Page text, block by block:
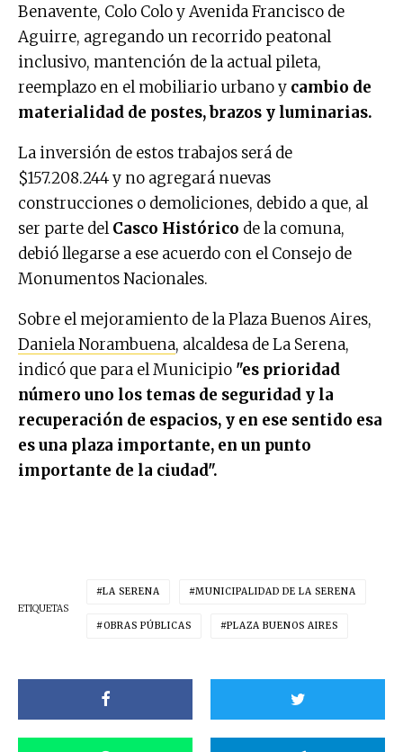
Benavente, Colo Colo y Avenida Francisco de
Aguirre, agregando un recorrido peatonal
inclusivo, mantención de la actual pileta,
reemplazo en el mobiliario urbano y cambio de
materialidad de postes, brazos y luminarias.
La inversión de estos trabajos será de
$157.208.244 y no agregará nuevas
construcciones o demoliciones, debido a que, al
ser parte delCasco Histórico de la comuna,
debió llegarse a ese acuerdo con el Consejo de
Monumentos Nacionales.
Sobre el mejoramiento de la Plaza Buenos Aires,
Daniela Norambuena, alcaldesa de La Serena,
indicó que para el Municipio "es prioridad
número uno los temas de seguridad y la
recuperación de espacios, y en ese sentido esa
es una plaza importante, en un punto
importante de la ciudad".
ETIQUETAS
LA SERENA MUNICIPALIDAD DE LA SERENA
OBRAS PÚBLICAS PLAZA BUENOS AIRES